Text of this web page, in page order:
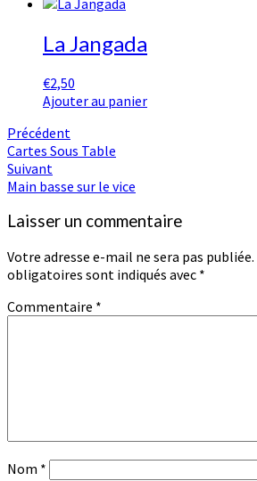
La Jangada
€2,50
Ajouter au panier
Navigation
d'article
Précédent
Cartes Sous Table
Suivant
Main basse sur le vice
Laisser un commentaire
Votre adresse e-mail ne sera pas publiée.
obligatoires sont indiqués avec *
Commentaire *
Nom *